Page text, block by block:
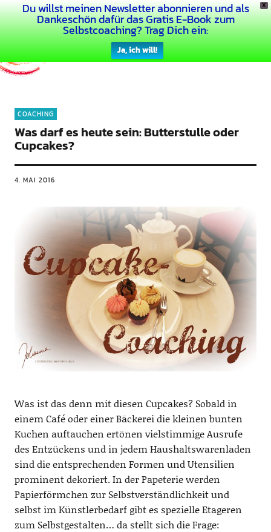
X
Du willst meinen Newsletter abonnieren und als
Dankeschön dafür das Gratis E-Book zum
Selbstcoaching? Trag Dich ein:
Ja, ich will!
Dein Buntes Leben
COACHING
Was darf es heute sein: Butterstulle oder
Cupcakes?
4. MAI 2016
Was ist das denn mit diesen Cupcakes? Sobald in
einem Café oder einer Bäckerei die kleinen bunten
Kuchen auftauchen ertönen vielstimmige Ausrufe
des Entzückens und in jedem Haushaltswarenladen
sind die entsprechenden Formen und Utensilien
prominent dekoriert. In der Papeterie werden
Papierförmchen zur Selbstverständlichkeit und
selbst im Künstlerbedarf gibt es spezielle Etageren
zum Selbstgestalten… da stellt sich die Frage: